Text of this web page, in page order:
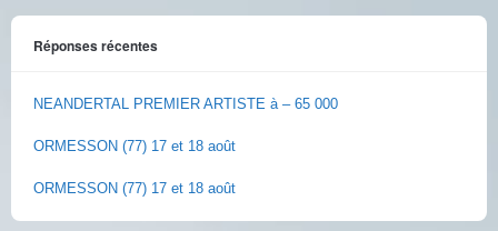
Réponses récentes
NEANDERTAL PREMIER ARTISTE à – 65 000
ORMESSON (77) 17 et 18 août
ORMESSON (77) 17 et 18 août